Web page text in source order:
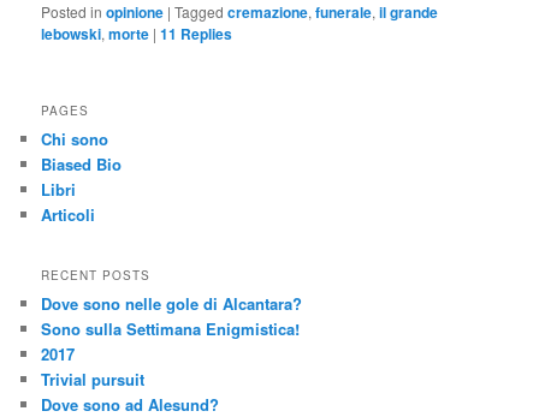
Posted in opinione |Tagged cremazione,funerale,il grande
lebowski,morte |11 Replies
PAGES
Chi sono
Biased Bio
Libri
Articoli
RECENT POSTS
Dove sono nelle gole di Alcantara?
Sono sulla Settimana Enigmistica!
2017
Trivial pursuit
Dove sono ad Alesund?